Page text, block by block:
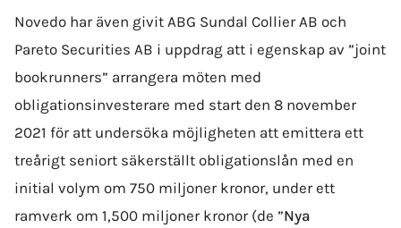
Novedo har även givit ABG Sundal Collier AB och
Pareto Securities AB i uppdrag att i egenskap av ”joint
bookrunners” arrangera möten med
obligationsinvesterare med start den 8 november
2021 för att undersöka möjligheten att emittera ett
treårigt seniort säkerställt obligationslån med en
initial volym om 750 miljoner kronor, under ett
ramverk om 1,500 miljoner kronor (de ”Nya